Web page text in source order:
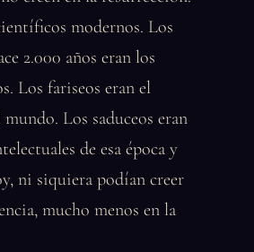
modernos. Los
2.000 años eran los
Los fariseos eran el
Los saduceos eran
de esa época y
ni siquiera podían creer
mucho menos en la